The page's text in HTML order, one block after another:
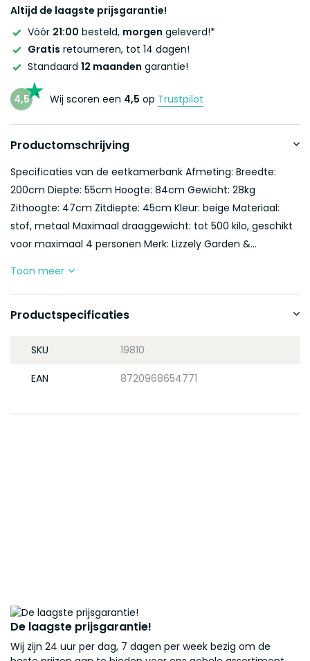
Altijd de laagste prijsgarantie!
Vóór 21:00 besteld, morgen geleverd!*
Gratis retourneren, tot 14 dagen!
Standaard 12 maanden garantie!
4,5 Wij scoren een 4,5 op Trustpilot
Productomschrijving
Specificaties van de eetkamerbank Afmeting: Breedte:
200cm Diepte: 55cm Hoogte: 84cm Gewicht: 28kg
Zithoogte: 47cm Zitdiepte: 45cm Kleur: beige Materiaal:
stof, metaal Maximaal draaggewicht: tot 500 kilo, geschikt
voor maximaal 4 personen Merk: Lizzely Garden &...
Toon meer
Productspecificaties
SKU 19810
EAN 8720968654771
De laagste prijsgarantie!
Wij zijn 24 uur per dag, 7 dagen per week bezig om de